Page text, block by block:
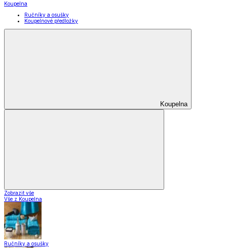
Koupelna
Ručníky a osušky
Koupelnové předložky
Koupelna
Zobrazit vše
Vše z Koupelna
Ručníky a osušky